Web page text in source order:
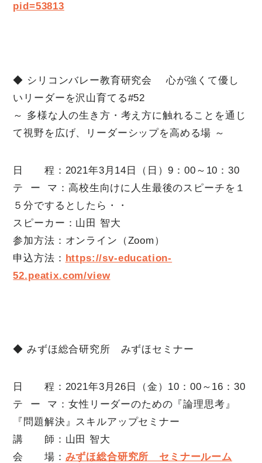
pid=53813
◆ シリコンバレー教育研究会 心が強くて優し
いリーダーを沢山育てる#52
～ 多様な人の生き方・考え方に触れることを通じ
て視野を広げ、リーダーシップを高める場 ～
日 程：2021年3月14日（日）9：00～10：30
テ ー マ：高校生向けに人生最後のスピーチを１
５分でするとしたら・・
スピーカー：山田 智大
参加方法：オンライン（Zoom）
申込方法： https://sv-education-
52.peatix.com/view
◆ みずほ総合研究所 みずほセミナー
日 程：2021年3月26日（金）10：00～16：30
テ ー マ：女性リーダーのための『論理思考』
『問題解決』スキルアップセミナー
講 師：山田 智大
会 場： みずほ総合研究所 セミナールーム